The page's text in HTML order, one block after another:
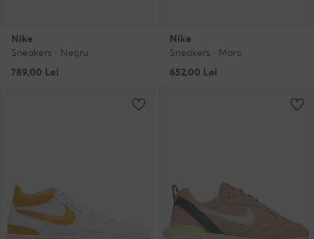
Nike
Sneakers · Negru
789,00 Lei
Nike
Sneakers · Maro
652,00 Lei